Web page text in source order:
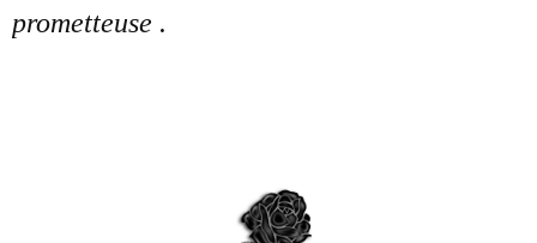
prometteuse .